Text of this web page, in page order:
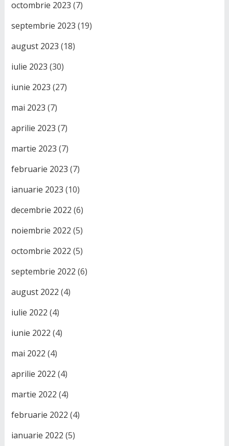
octombrie 2023 (7)
septembrie 2023 (19)
august 2023 (18)
iulie 2023 (30)
iunie 2023 (27)
mai 2023 (7)
aprilie 2023 (7)
martie 2023 (7)
februarie 2023 (7)
ianuarie 2023 (10)
decembrie 2022 (6)
noiembrie 2022 (5)
octombrie 2022 (5)
septembrie 2022 (6)
august 2022 (4)
iulie 2022 (4)
iunie 2022 (4)
mai 2022 (4)
aprilie 2022 (4)
martie 2022 (4)
februarie 2022 (4)
ianuarie 2022 (5)